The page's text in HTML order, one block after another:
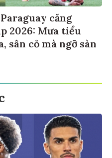
căng
2026: Mưa tiểu
sân cỏ mà ngỡ sàn